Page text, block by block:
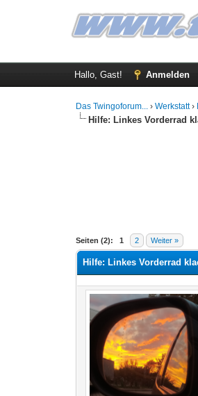
Hallo, Gast! Anmelden
Das Twingoforum... ›Werkstatt›
Hilfe: Linkes Vorderrad
Seiten (2): 1 2 Weiter »
0 Bewertung(en) - 0 im
1
2
3
4
5
Hilfe: Linkes Vorderrad